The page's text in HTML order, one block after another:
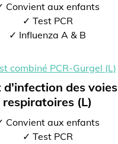
Convient aux enfants
✓ Test PCR
✓ Influenza A & B
d'infection des voies
respiratoires (L)
Convient aux enfants
✓ Test PCR